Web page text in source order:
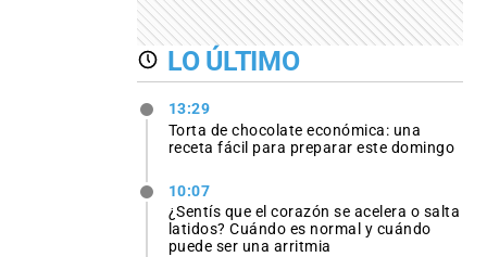
LO ÚLTIMO
13:29
Torta de chocolate económica: una
receta fácil para preparar este domingo
10:07
¿Sentís que el corazón se acelera o salta
latidos? Cuándo es normal y cuándo
puede ser una arritmia